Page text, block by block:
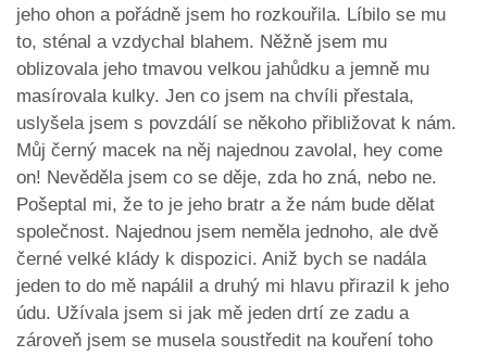
jeho ohon a pořádně jsem ho rozkouřila. Líbilo se mu
to, sténal a vzdychal blahem. Něžně jsem mu
oblizovala jeho tmavou velkou jahůdku a jemně mu
masírovala kulky. Jen co jsem na chvíli přestala,
uslyšela jsem s povzdálí se někoho přibližovat k nám.
Můj černý macek na něj najednou zavolal, hey come
on! Nevěděla jsem co se děje, zda ho zná, nebo ne.
Pošeptal mi, že to je jeho bratr a že nám bude dělat
společnost. Najednou jsem neměla jednoho, ale dvě
černé velké klády k dispozici. Aniž bych se nadála
jeden to do mě napálil a druhý mi hlavu přirazil k jeho
údu. Užívala jsem si jak mě jeden drtí ze zadu a
zároveň jsem se musela soustředit na kouření toho